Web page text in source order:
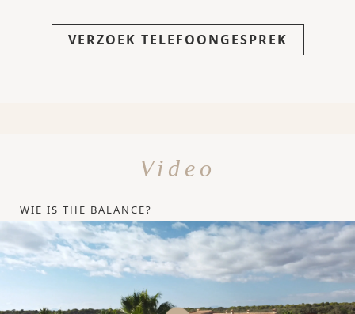
VERZOEK TELEFOONGESPREK
Video
WIE IS THE BALANCE?